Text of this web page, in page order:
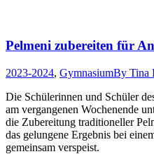
Pelmeni zubereiten für
2023-2024, GymnasiumBy Tina
Die Schülerinnen und Schüler
am vergangenen Wochenende
die Zubereitung traditioneller
das gelungene Ergebnis bei
gemeinsam verspeist.